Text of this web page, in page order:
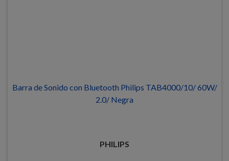
Barra de Sonido con Bluetooth Philips TAB4000/10/ 60W/
2.0/ Negra
PHILIPS